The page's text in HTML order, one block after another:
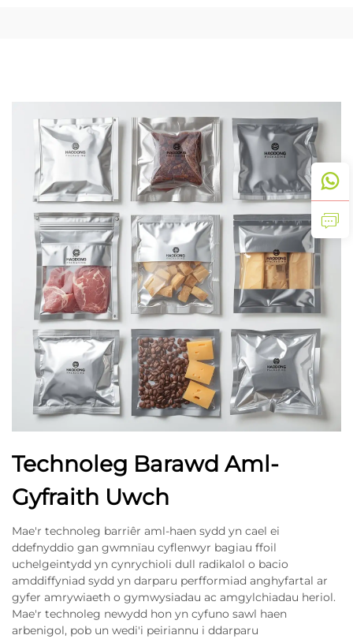
Technoleg Barawd Aml-
Gyfraith Uwch
Mae'r technoleg barriêr aml-haen sydd yn cael ei
ddefnyddio gan gwmnïau cyflenwyr bagiau ffoil
uchelgeintydd yn cynrychioli dull radikalol o bacio
amddiffyniad sydd yn darparu perfformiad anghyfartal ar
gyfer amrywiaeth o gymwysiadau ac amgylchiadau heriol.
Mae'r technoleg newydd hon yn cyfuno sawl haen
arbenigol, pob un wedi'i peiriannu i ddarparu